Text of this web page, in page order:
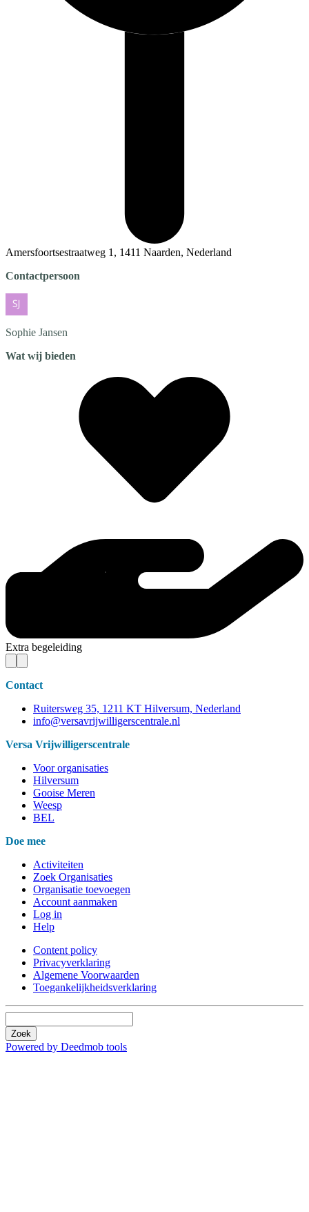
Amersfoortsestraatweg 1, 1411 Naarden, Nederland
Contactpersoon
Sophie Jansen
Wat wij bieden
Extra begeleiding
Contact
Ruitersweg 35, 1211 KT Hilversum, Nederland
info@versavrijwilligerscentrale.nl
Versa Vrijwilligerscentrale
Voor organisaties
Hilversum
Gooise Meren
Weesp
BEL
Doe mee
Activiteiten
Zoek Organisaties
Organisatie toevoegen
Account aanmaken
Log in
Help
Content policy
Privacyverklaring
Algemene Voorwaarden
Toegankelijkheidsverklaring
Zoek
Powered by Deedmob tools